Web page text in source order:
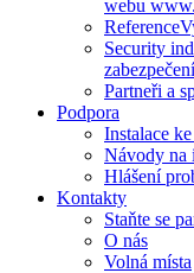
webu
Reference
Security
Partneři a
Podpora
Instalace
Návody na
Hlášení
Kontakty
Staňte se
O nás
Volná místa